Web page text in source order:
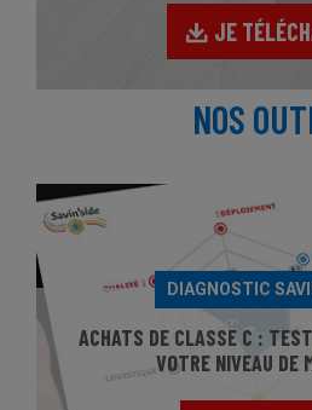
JE
NOS
DIAGNOSTIC
ACHATS DE CLASSE C :
VOTRE NIVEAU DE